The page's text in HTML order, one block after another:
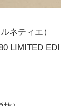
ネティエ）
LIMITED EDI